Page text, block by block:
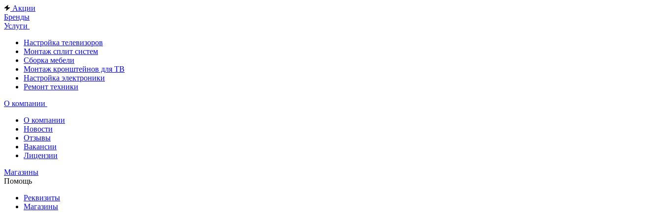
Акции
Бренды
Услуги
Настройка телевизоров
Монтаж сплит систем
Сборка мебели
Монтаж кронштейнов для ТВ
Настройка электроники
Ремонт техники
О компании
О компании
Новости
Отзывы
Вакансии
Лицензии
Магазины
Помощь
Реквизиты
Магазины